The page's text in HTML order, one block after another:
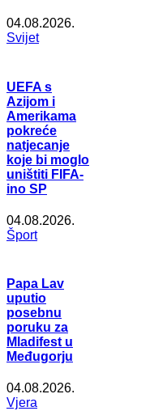
04.08.2026.
Svijet
UEFA s
Azijom i
Amerikama
pokreće
natjecanje
koje bi moglo
uništiti FIFA-
ino SP
04.08.2026.
Šport
Papa Lav
uputio
posebnu
poruku za
Mladifest u
Međugorju
04.08.2026.
Vjera